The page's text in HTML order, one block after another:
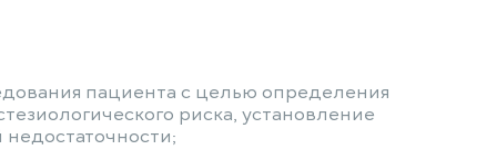
пациента с целью определения
риска, установление
недостаточности;